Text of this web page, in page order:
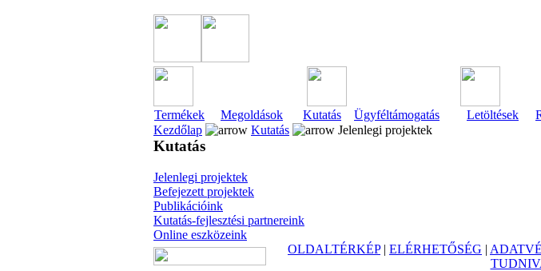
Termékek Megoldások Kutatás Ügyféltámogatás Letöltések
Kezdőlap
Kutatás Jelenlegi projektek
Kutatás
Jelenlegi projektek
Befejezett projektek
Publikációink
Kutatás-fejlesztési partnereink
Online eszközeink
OLDALTÉRKÉP| ELÉRHETŐSÉG |